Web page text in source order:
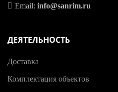
Email: info@sanrim.ru
ДЕЯТЕЛЬНОСТЬ
Доставка
Комплектация объектов